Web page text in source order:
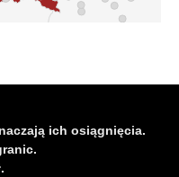
ich osiągnięcia.